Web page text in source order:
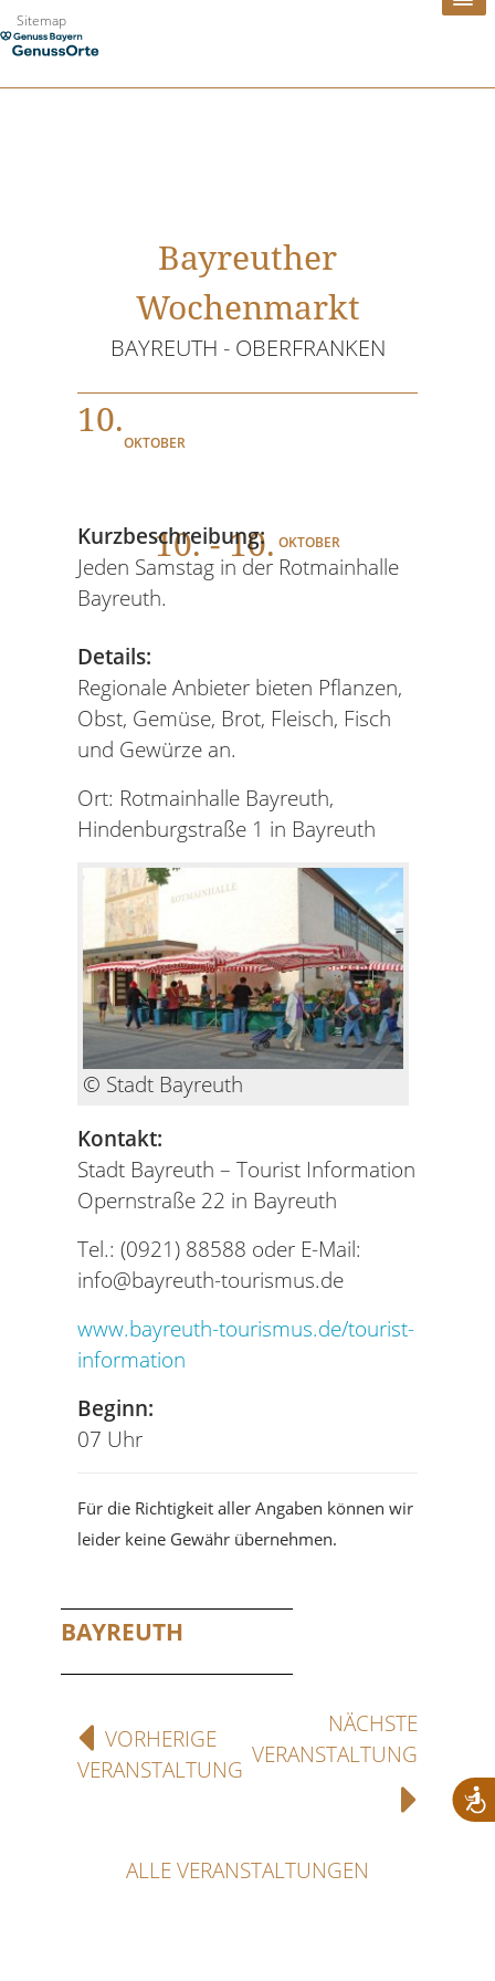
Zum
Inhalt
Sitemap
Bayreuther
Wochenmarkt
BAYREUTH - OBERFRANKEN
10.
OKTOBER
10. - 10. OKTOBER
Kurzbeschreibung:
Jeden Samstag in der Rotmainhalle
Bayreuth.
Details:
Regionale Anbieter bieten Pflanzen,
Obst, Gemüse, Brot, Fleisch, Fisch
und Gewürze an.
Ort: Rotmainhalle Bayreuth,
Hindenburgstraße 1 in Bayreuth
© Stadt Bayreuth
Kontakt:
Stadt Bayreuth – Tourist Information
Opernstraße 22 in Bayreuth
Tel.: (0921) 88588 oder E-Mail:
info@bayreuth-tourismus.de
www.bayreuth-tourismus.de/tourist-
information
Beginn:
07 Uhr
Für die Richtigkeit aller Angaben können wir
leider keine Gewähr übernehmen.
BAYREUTH
VORHERIGE
VERANSTALTUNG
NÄCHSTE
VERANSTALTUNG
ALLE VERANSTALTUNGEN